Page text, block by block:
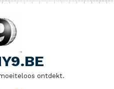
ontdekt.